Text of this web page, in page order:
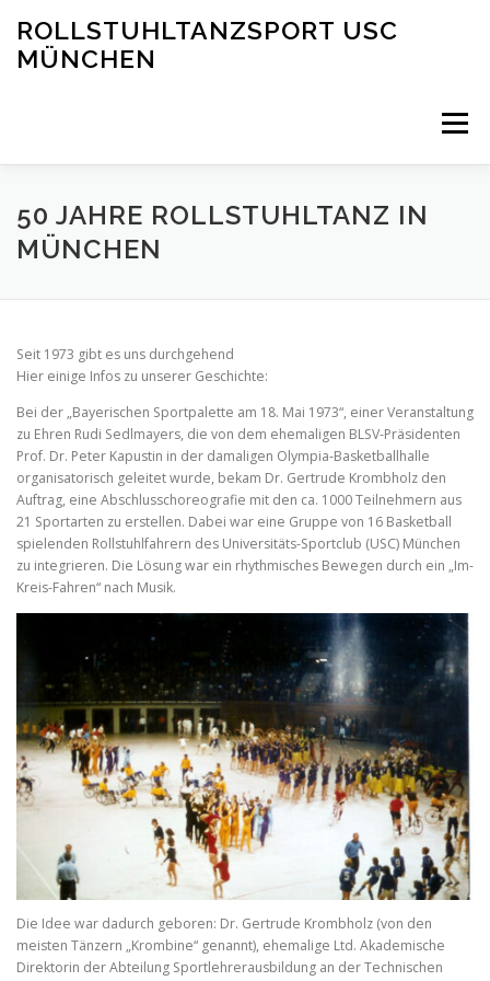
Inhalt
springen
ROLLSTUHLTANZSPORT USC
MÜNCHEN
Menü
ÜBER UNS VIDEOS SONSTIGES KONTAKT
50 JAHRE ROLLSTUHLTANZ IN
MÜNCHEN
Seit 1973 gibt es uns durchgehend
Hier einige Infos zu unserer Geschichte:
Bei der „Bayerischen Sportpalette am 18. Mai 1973“, einer Veranstaltung
zu Ehren Rudi Sedlmayers, die von dem ehemaligen BLSV-Präsidenten
Prof. Dr. Peter Kapustin in der damaligen Olympia-Basketballhalle
organisatorisch geleitet wurde, bekam Dr. Gertrude Krombholz den
Auftrag, eine Abschlusschoreografie mit den ca. 1000 Teilnehmern aus
21 Sportarten zu erstellen. Dabei war eine Gruppe von 16 Basketball
spielenden Rollstuhlfahrern des Universitäts-Sportclub (USC) München
zu integrieren. Die Lösung war ein rhythmisches Bewegen durch ein „Im-
Kreis-Fahren“ nach Musik.
Die Idee war dadurch geboren: Dr. Gertrude Krombholz (von den
meisten Tänzern „Krombine“ genannt), ehemalige Ltd. Akademische
Direktorin der Abteilung Sportlehrerausbildung an der Technischen